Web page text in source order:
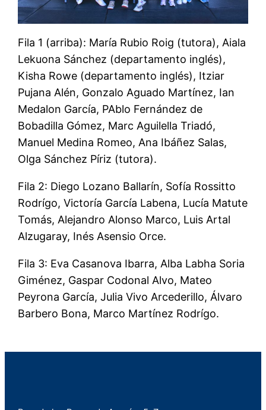
Fila 1 (arriba): María Rubio Roig (tutora), Aiala
Lekuona Sánchez (departamento inglés),
Kisha Rowe (departamento inglés), Itziar
Pujana Alén, Gonzalo Aguado Martínez, Ian
Medalon García, PAblo Fernández de
Bobadilla Gómez, Marc Aguilella Triadó,
Manuel Medina Romeo, Ana Ibáñez Salas,
Olga Sánchez Píriz (tutora).
Fila 2: Diego Lozano Ballarín, Sofía Rossitto
Rodrígo, Victoría García Labena, Lucía Matute
Tomás, Alejandro Alonso Marco, Luis Artal
Alzugaray, Inés Asensio Orce.
Fila 3: Eva Casanova Ibarra, Alba Labha Soria
Giménez, Gaspar Codonal Alvo, Mateo
Peyrona García, Julia Vivo Arcederillo, Álvaro
Barbero Bona, Marco Martínez Rodrígo.